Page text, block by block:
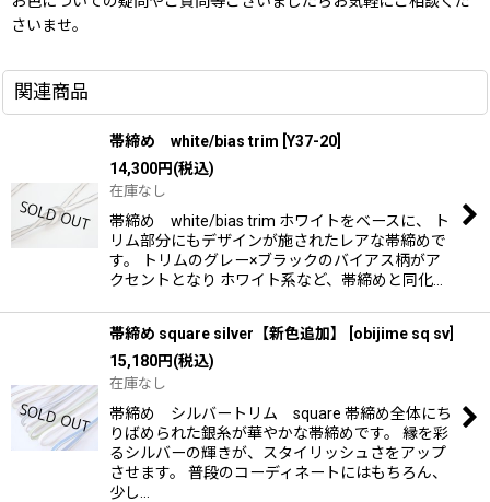
さいませ。
関連商品
帯締め white/bias trim Y37-20
14,300円(税込)
在庫なし
帯締め white/bias trim ホワイトをベースに、 ト
リム部分にもデザインが施されたレアな帯締めで
す。 トリムのグレー×ブラックのバイアス柄がア
クセントとなり ホワイト系など、帯締めと同化…
帯締め square silver【新色追加】 obijime sq sv
15,180円(税込)
在庫なし
帯締め シルバートリム square 帯締め全体にち
りばめられた銀糸が華やかな帯締めです。 縁を彩
るシルバーの輝きが、スタイリッシュさをアップ
させます。 普段のコーディネートにはもちろん、
少し…